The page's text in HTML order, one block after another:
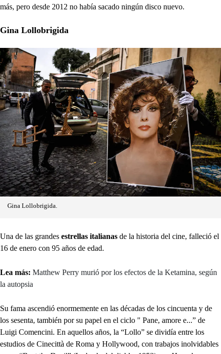
más, pero desde 2012 no había sacado ningún disco nuevo.
Gina Lollobrigida
Gina Lollobrigida.
Una de las grandes estrellas italianas de la historia del cine, falleció el
16 de enero con 95 años de edad.
Lea más: Matthew Perry murió por los efectos de la Ketamina, según
la autopsia
Su fama ascendió enormemente en las décadas de los cincuenta y de
los sesenta, también por su papel en el ciclo " Pane, amore e...” de
Luigi Comencini. En aquellos años, la “Lollo” se dividía entre los
estudios de Cinecittà de Roma y Hollywood, con trabajos inolvidables